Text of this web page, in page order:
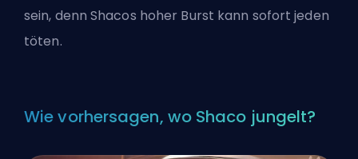
sein, denn Shacos hoher Burst kann sofort jeden
töten.
Wie vorhersagen, wo Shaco jungelt?